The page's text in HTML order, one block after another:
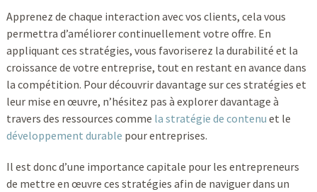
Apprenez de chaque interaction avec vos clients, cela vous
permettra d’améliorer continuellement votre offre. En
appliquant ces stratégies, vous favoriserez la durabilité et la
croissance de votre entreprise, tout en restant en avance dans
la compétition. Pour découvrir davantage sur ces stratégies et
leur mise en œuvre, n’hésitez pas à explorer davantage à
travers des ressources comme la stratégie de contenu et le
développement durable pour entreprises.
Il est donc d’une importance capitale pour les entrepreneurs
de mettre en œuvre ces stratégies afin de naviguer dans un